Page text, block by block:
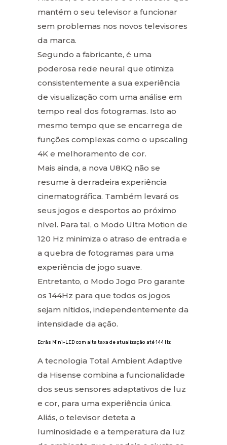
mantém o seu televisor a funcionar
sem problemas nos novos televisores
da marca.
Segundo a fabricante, é uma
poderosa rede neural que otimiza
consistentemente a sua experiência
de visualização com uma análise em
tempo real dos fotogramas. Isto ao
mesmo tempo que se encarrega de
funções complexas como o upscaling
4K e melhoramento de cor.
Mais ainda, a nova U8KQ não se
resume à derradeira experiência
cinematográfica. Também levará os
seus jogos e desportos ao próximo
nível. Para tal, o Modo Ultra Motion de
120 Hz minimiza o atraso de entrada e
a quebra de fotogramas para uma
experiência de jogo suave.
Entretanto, o Modo Jogo Pro garante
os 144Hz para que todos os jogos
sejam nítidos, independentemente da
intensidade da ação.
Ecrãs Mini-LED com alta taxa de atualização até 144 Hz
A tecnologia Total Ambient Adaptive
da Hisense combina a funcionalidade
dos seus sensores adaptativos de luz
e cor, para uma experiência única.
Aliás, o televisor deteta a
luminosidade e a temperatura da luz